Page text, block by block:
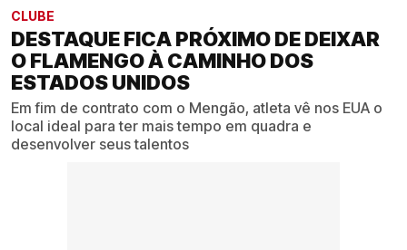
CLUBE
DESTAQUE FICA PRÓXIMO DE DEIXAR
O FLAMENGO À CAMINHO DOS
ESTADOS UNIDOS
Em fim de contrato com o Mengão, atleta vê nos EUA o
local ideal para ter mais tempo em quadra e
desenvolver seus talentos